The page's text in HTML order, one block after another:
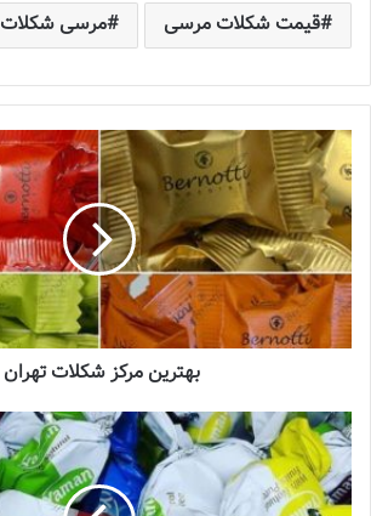
قیمت شکلات مرسی
مرسی شکلات
بهترین مرکز شکلات تهران